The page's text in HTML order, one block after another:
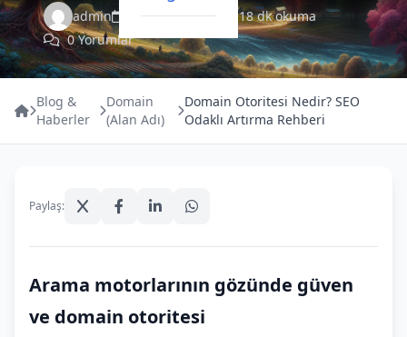
admin Aralık 11, 2025
18 dk okuma
0 Yorumlar
Blog &
Haberler
Domain
(Alan Adı)
Domain Otoritesi Nedir? SEO
Odaklı Artırma Rehberi
Paylaş:
Arama motorlarının gözünde güven
ve domain otoritesi